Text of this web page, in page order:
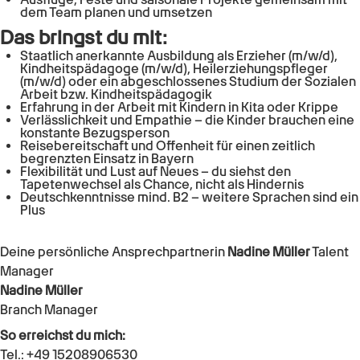
dem Team planen und umsetzen
Das bringst du mit:
Staatlich anerkannte Ausbildung als Erzieher (m/w/d),
Kindheitspädagoge (m/w/d), Heilerziehungspfleger
(m/w/d) oder ein abgeschlossenes Studium der Sozialen
Arbeit bzw. Kindheitspädagogik
Erfahrung in der Arbeit mit Kindern in Kita oder Krippe
Verlässlichkeit und Empathie – die Kinder brauchen eine
konstante Bezugsperson
Reisebereitschaft und Offenheit für einen zeitlich
begrenzten Einsatz in Bayern
Flexibilität und Lust auf Neues – du siehst den
Tapetenwechsel als Chance, nicht als Hindernis
Deutschkenntnisse mind. B2 – weitere Sprachen sind ein
Plus
Deine persönliche Ansprechpartnerin Nadine MüllerTalent
Manager
Nadine Müller
Branch Manager
So erreichst du mich:
Tel.: +49 15208906530